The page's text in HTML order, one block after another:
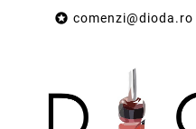
 comenzi@dioda.ro